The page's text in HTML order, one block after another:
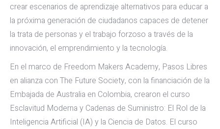
crear escenarios de aprendizaje alternativos para educar a
la próxima generación de ciudadanos capaces de detener
la trata de personas y el trabajo forzoso a través de la
innovación, el emprendimiento y la tecnología.
En el marco de Freedom Makers Academy, Pasos Libres
en alianza con The Future Society, con la financiación de la
Embajada de Australia en Colombia, crearon el curso
Esclavitud Moderna y Cadenas de Suministro: El Rol de la
Inteligencia Artificial (IA) y la Ciencia de Datos. El curso